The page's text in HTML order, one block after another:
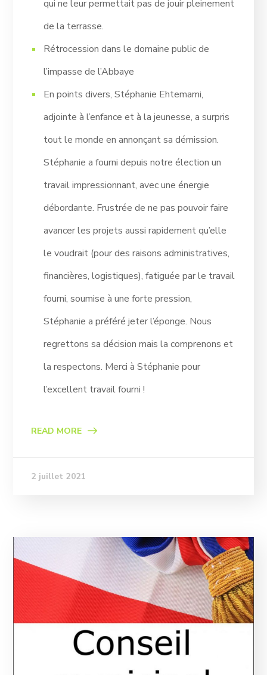
qui ne leur permettait pas de jouir pleinement
de la terrasse.
Rétrocession dans le domaine public de
l’impasse de l’Abbaye
En points divers, Stéphanie Ehtemami,
adjointe à l’enfance et à la jeunesse, a surpris
tout le monde en annonçant sa démission.
Stéphanie a fourni depuis notre élection un
travail impressionnant, avec une énergie
débordante. Frustrée de ne pas pouvoir faire
avancer les projets aussi rapidement qu’elle
le voudrait (pour des raisons administratives,
financières, logistiques), fatiguée par le travail
fourni, soumise à une forte pression,
Stéphanie a préféré jeter l’éponge. Nous
regrettons sa décision mais la comprenons et
la respectons. Merci à Stéphanie pour
l’excellent travail fourni !
READ MORE
2 juillet 2021